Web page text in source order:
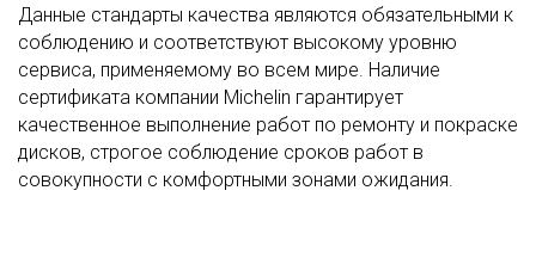
Данные стандарты качества являются обязательными к
соблюдению и соответствуют высокому уровню
сервиса, применяемому во всем мире. Наличие
сертификата компании Michelin гарантирует
качественное выполнение работ по ремонту и покраске
дисков, строгое соблюдение сроков работ в
совокупности с комфортными зонами ожидания.